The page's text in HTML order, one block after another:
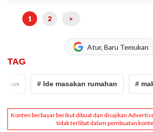
1 2 >
Atur, Baru Temukan
TAG
# Ide masakan rumahan #